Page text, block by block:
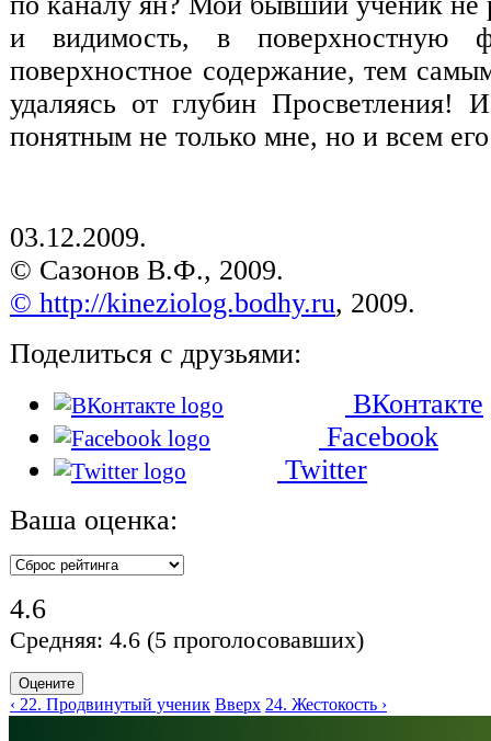
и видимость, в поверхностную
поверхностное содержание, тем
удаляясь от глубин Просветления!
понятным не только мне, но и всем
03.12.2009.
© Сазонов В.Ф., 2009.
© http://kineziolog.bodhy.ru, 2009.
Поделиться с друзьями:
ВКонтакте
Facebook
Twitter
Ваша оценка:
4.6
Средняя: 4.6 (5 проголосовавших)
‹ 22. Продвинутый ученик Вверх 24. Жестокость ›